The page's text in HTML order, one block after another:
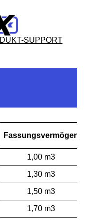
SUPPORT
Fassungsvermögen
1,00 m3
1,30 m3
1,50 m3
1,70 m3